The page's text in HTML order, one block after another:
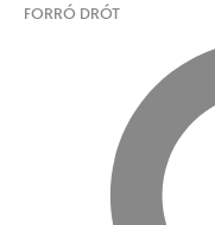
FORRÓ DRÓT